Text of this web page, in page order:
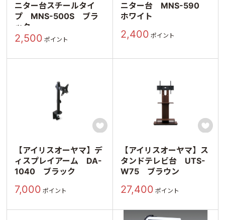
ニター台スチールタイ
プ MNS-500S ブラ
ック
2,500 ポイント
ニター台 MNS-590
ホワイト
2,400 ポイント

【アイリスオーヤマ】デ
ィスプレイアーム DA-
1040 ブラック
7,000 ポイント

【アイリスオーヤマ】ス
タンドテレビ台 UTS-
W75 ブラウン
27,400 ポイント